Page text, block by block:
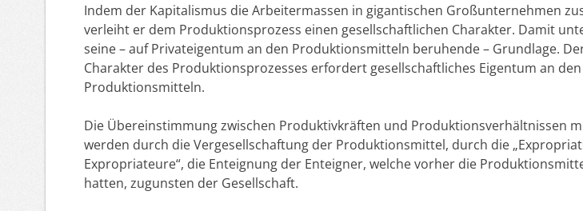
Indem der Kapitalismus die Arbeitermassen in gigantischen Großunternehmen
verleiht er dem Produktionsprozess einen gesellschaftlichen Charakter. Damit
seine – auf Privateigentum an den Produktionsmitteln beruhende – Grundlage.
Charakter des Produktionsprozesses erfordert gesellschaftliches Eigentum an den
Produktionsmitteln.
Die Übereinstimmung zwischen Produktivkräften und Produktionsverhältnissen
werden durch die Vergesellschaftung der Produktionsmittel, durch die
Expropriateure“, die Enteignung der Enteigner, welche vorher die
hatten, zugunsten der Gesellschaft.